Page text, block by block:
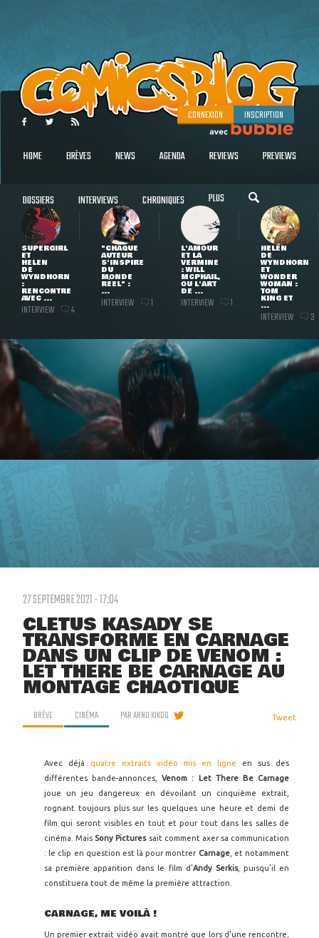
CONNEXION INSCRIPTION
HOME BRÈVES NEWS AGENDA REVIEWS PREVIEWS
DOSSIERS INTERVIEWS CHRONIQUES PLUS
SUPERGIRL
ET
HELEN
DE
WYNDHORN
:
RENCONTRE
AVEC ...
INTERVIEW 4
"CHAQUE
AUTEUR
S'INSPIRE
DU
MONDE
RÉEL" :
...
INTERVIEW 1
L'AMOUR
ET LA
VERMINE
: WILL
MCPHAIL,
OU L'ART
DE ...
INTERVIEW 1
HELEN
DE
WYNDHORN
ET
WONDER
WOMAN :
TOM
KING ET
...
INTERVIEW 3
27 SEPTEMBRE 2021 - 17:04
CLETUS KASADY SE
TRANSFORME EN CARNAGE
DANS UN CLIP DE VENOM :
LET THERE BE CARNAGE AU
MONTAGE CHAOTIQUE
BRÈVE CINÉMA PARARNO KIKOO Tweet
Avec déjà quatre extraits vidéo mis en ligne en sus des
différentes bande-annonces,Venom : Let There Be Carnage
joue un jeu dangereux en dévoilant un cinquième extrait,
rognant toujours plus sur les quelques une heure et demi de
film qui seront visibles en tout et pour tout dans les salles de
cinéma. Mais Sony Pictures sait comment axer sa communication
: le clip en question est là pour montrer Carnage, et notamment
sa première apparition dans le film d'Andy Serkis, puisqu'il en
constituera tout de même la première attraction.
CARNAGE, ME VOILÀ !
Un premier extrait vidéo avait montré que lors d'une rencontre,